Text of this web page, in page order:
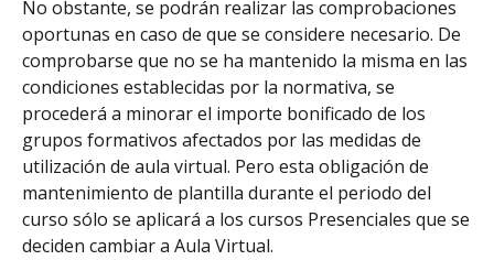
No obstante, se podrán realizar las comprobaciones
oportunas en caso de que se considere necesario. De
comprobarse que no se ha mantenido la misma en las
condiciones establecidas por la normativa, se
procederá a minorar el importe bonificado de los
grupos formativos afectados por las medidas de
utilización de aula virtual. Pero esta obligación de
mantenimiento de plantilla durante el periodo del
curso sólo se aplicará a los cursos Presenciales que se
deciden cambiar a Aula Virtual.